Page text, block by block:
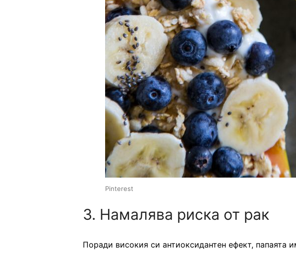
Pinterest
3. Намалява риска от рак
Поради високия си антиоксидантен ефект, папаята